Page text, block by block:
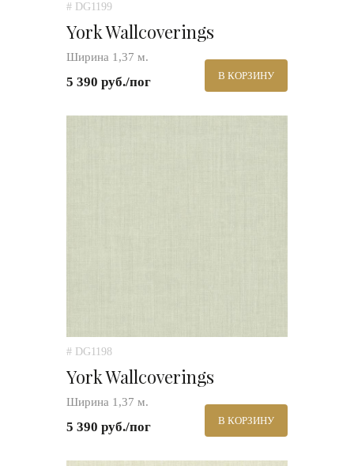
# DG1199
York Wallcoverings
Ширина 1,37 м.
5 390 руб./пог В КОРЗИНУ
# DG1198
York Wallcoverings
Ширина 1,37 м.
5 390 руб./пог В КОРЗИНУ